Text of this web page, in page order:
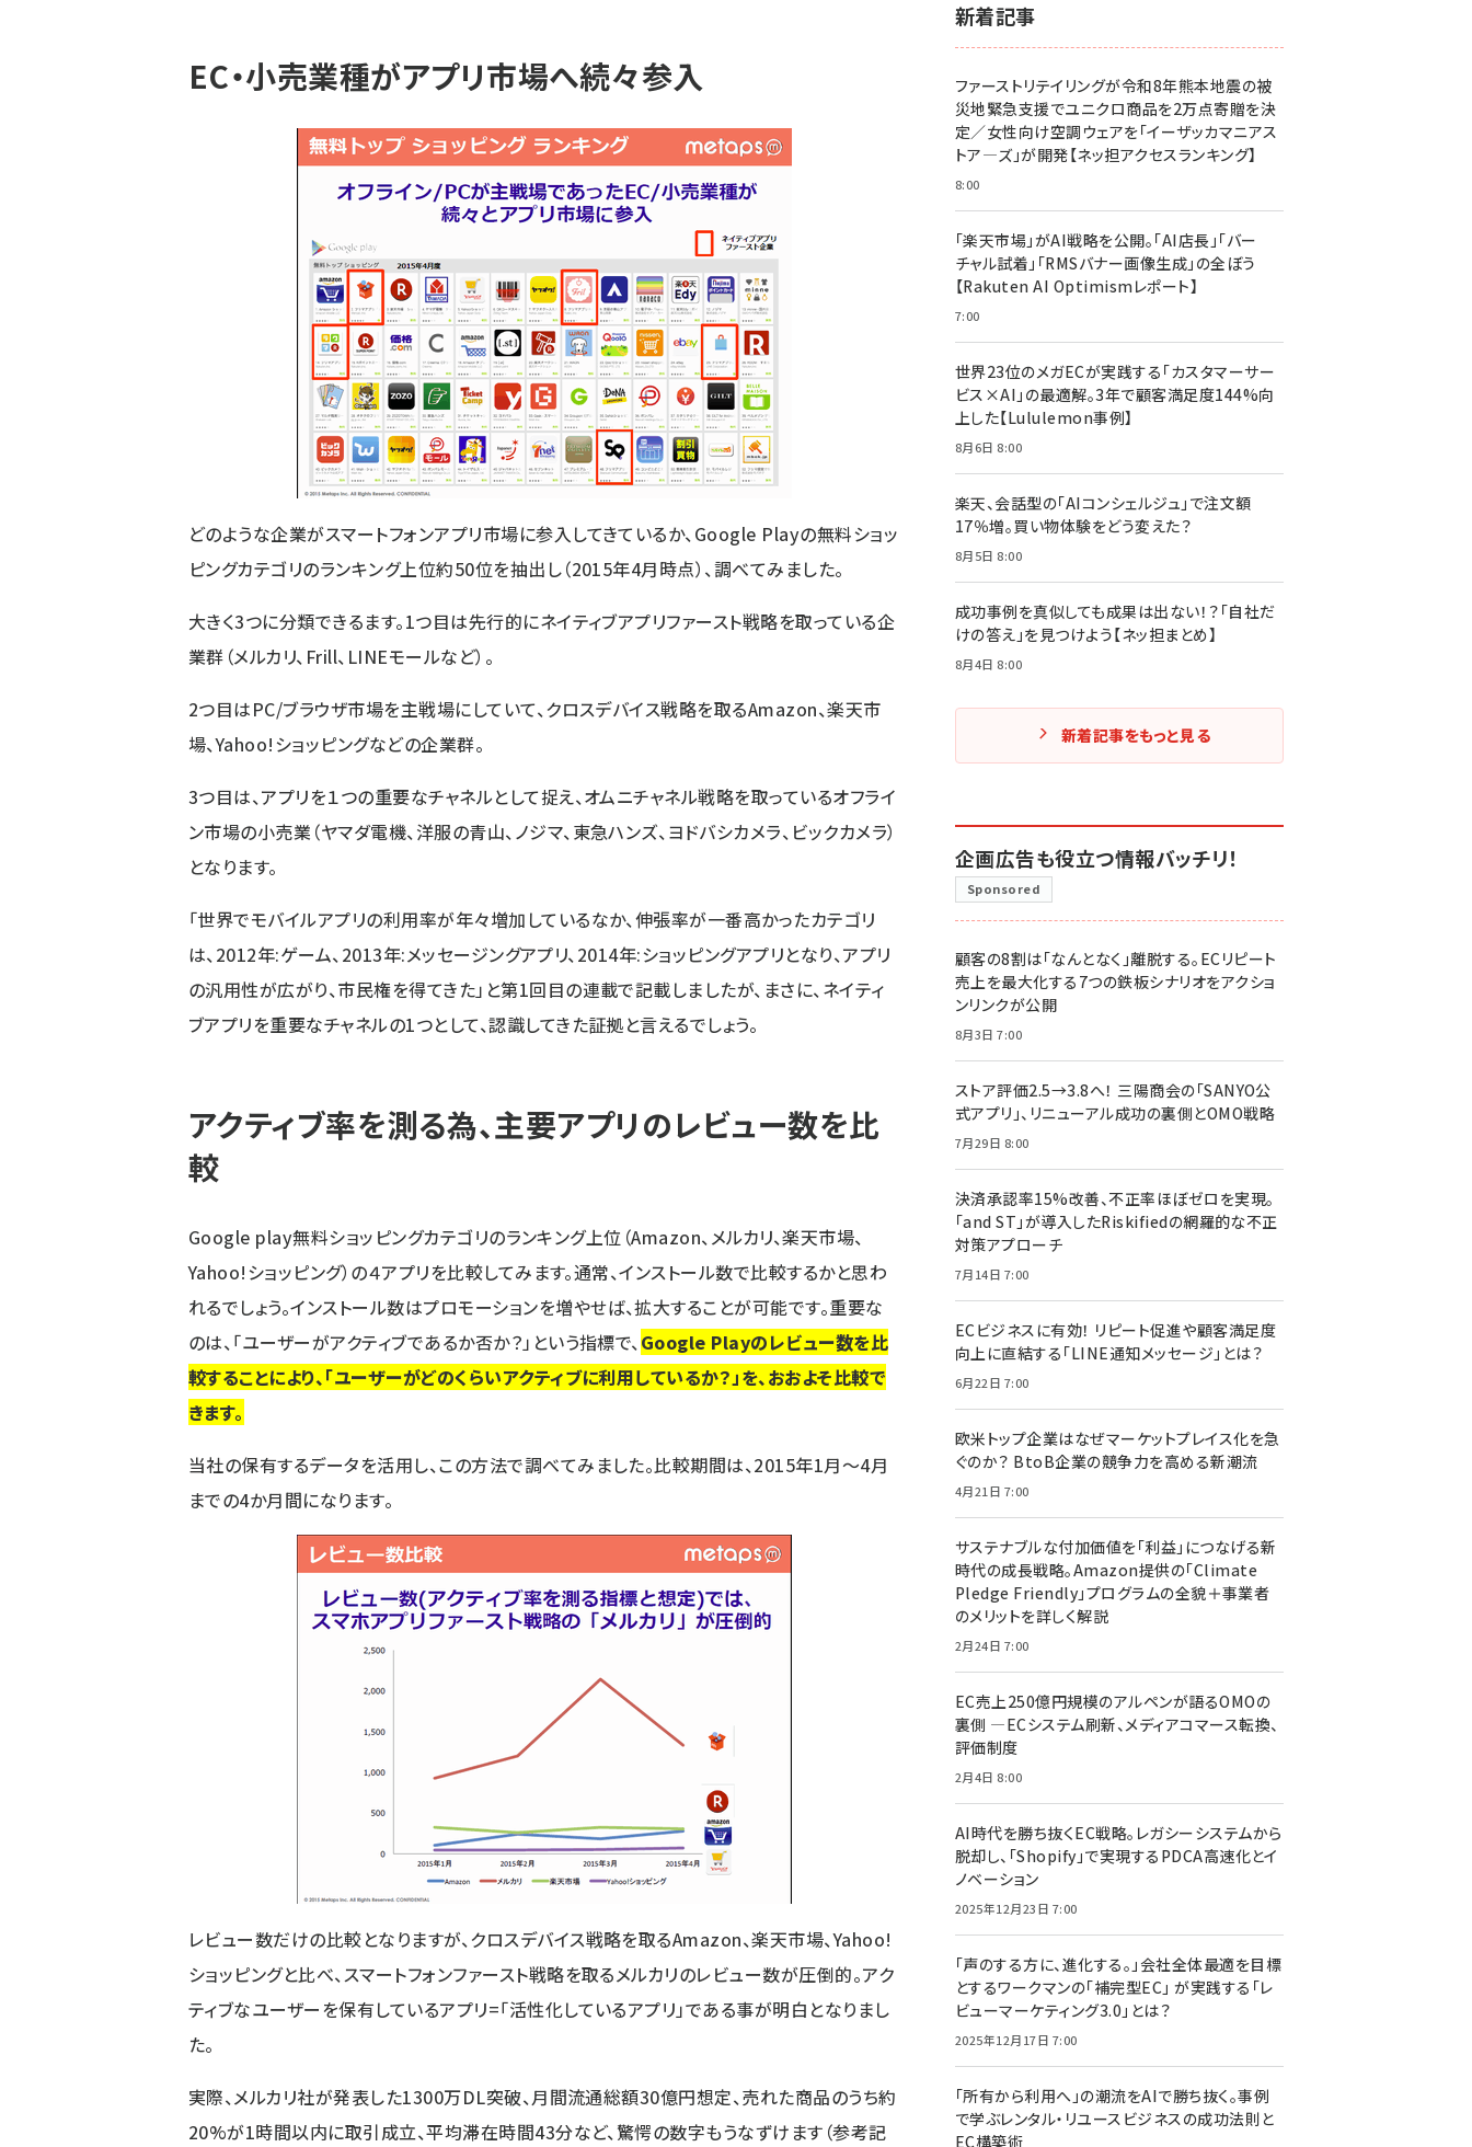
EC・小売業種がアプリ市場へ続々参入
どのような企業がスマートフォンアプリ市場に参入してきているか、Google Playの無料ショッ
ピングカテゴリのランキング上位約50位を抽出し（2015年4月時点）、調べてみました。
大きく3つに分類できるます。1つ目は先行的にネイティブアプリファースト戦略を取っている企
業群（メルカリ、Frill、LINEモールなど）。
2つ目はPC/ブラウザ市場を主戦場にしていて、クロスデバイス戦略を取るAmazon、楽天市
場、Yahoo!ショッピングなどの企業群。
3つ目は、アプリを１つの重要なチャネルとして捉え、オムニチャネル戦略を取っているオフライ
ン市場の小売業（ヤマダ電機、洋服の青山、ノジマ、東急ハンズ、ヨドバシカメラ、ビックカメラ）
となります。
「世界でモバイルアプリの利用率が年々増加しているなか、伸張率が一番高かったカテゴリ
は、2012年:ゲーム、2013年:メッセージングアプリ、2014年:ショッピングアプリとなり、アプリ
の汎用性が広がり、市民権を得てきた」と第1回目の連載で記載しましたが、まさに、ネイティ
ブアプリを重要なチャネルの1つとして、認識してきた証拠と言えるでしょう。
アクティブ率を測る為、主要アプリのレビュー数を比
較
Google play無料ショッピングカテゴリのランキング上位（Amazon、メルカリ、楽天市場、
Yahoo!ショッピング）の４アプリを比較してみます。通常、インストール数で比較するかと思わ
れるでしょう。インストール数はプロモーションを増やせば、拡大することが可能です。重要な
のは、「ユーザーがアクティブであるか否か？」という指標で、Google Playのレビュー数を比
較することにより、「ユーザーがどのくらいアクティブに利用しているか？」を、おおよそ比較で
きます。
当社の保有するデータを活用し、この方法で調べてみました。比較期間は、2015年1月〜4月
までの4か月間になります。
レビュー数だけの比較となりますが、クロスデバイス戦略を取るAmazon、楽天市場、Yahoo!
ショッピングと比べ、スマートフォンファースト戦略を取るメルカリのレビュー数が圧倒的。アク
ティブなユーザーを保有しているアプリ=「活性化しているアプリ」である事が明白となりまし
た。
実際、メルカリ社が発表した1300万DL突破、月間流通総額30億円想定、売れた商品のうち約
20%が1時間以内に取引成立、平均滞在時間43分など、驚愕の数字もうなずけます（参考記
新着記事
ファーストリテイリングが令和8年熊本地震の被
災地緊急支援でユニクロ商品を2万点寄贈を決
定／女性向け空調ウェアを「イーザッカマニアス
トア―ズ」が開発【ネッ担アクセスランキング】
8:00
「楽天市場」がAI戦略を公開。「AI店長」「バー
チャル試着」「RMSバナー画像生成」の全ぼう
【Rakuten AI Optimismレポート】
7:00
世界23位のメガECが実践する「カスタマーサー
ビス×AI」の最適解。3年で顧客満足度144%向
上した【Lululemon事例】
8月6日 8:00
楽天、会話型の「AIコンシェルジュ」で注文額
17％増。買い物体験をどう変えた？
8月5日 8:00
成功事例を真似しても成果は出ない！？「自社だ
けの答え」を見つけよう【ネッ担まとめ】
8月4日 8:00
新着記事をもっと見る
企画広告も役立つ情報バッチリ！
Sponsored
顧客の8割は「なんとなく」離脱する。ECリピート
売上を最大化する7つの鉄板シナリオをアクショ
ンリンクが公開
8月3日 7:00
ストア評価2.5→3.8へ！ 三陽商会の「SANYO公
式アプリ」、リニューアル成功の裏側とOMO戦略
7月29日 8:00
決済承認率15%改善、不正率ほぼゼロを実現。
「and ST」が導入したRiskifiedの網羅的な不正
対策アプローチ
7月14日 7:00
ECビジネスに有効！ リピート促進や顧客満足度
向上に直結する「LINE通知メッセージ」とは？
6月22日 7:00
欧米トップ企業はなぜマーケットプレイス化を急
ぐのか？ BtoB企業の競争力を高める新潮流
4月21日 7:00
サステナブルな付加価値を「利益」につなげる新
時代の成長戦略。Amazon提供の「Climate
Pledge Friendly」プログラムの全貌＋事業者
のメリットを詳しく解説
2月24日 7:00
EC売上250億円規模のアルペンが語るOMOの
裏側 ―ECシステム刷新、メディアコマース転換、
評価制度
2月4日 8:00
AI時代を勝ち抜くEC戦略。レガシーシステムから
脱却し、「Shopify」で実現するPDCA高速化とイ
ノベーション
2025年12月23日 7:00
「声のする方に、進化する。」会社全体最適を目標
とするワークマンの「補完型EC」 が実践する「レ
ビューマーケティング3.0」とは？
2025年12月17日 7:00
「所有から利用へ」の潮流をAIで勝ち抜く。事例
で学ぶレンタル・リユースビジネスの成功法則と
EC構築術